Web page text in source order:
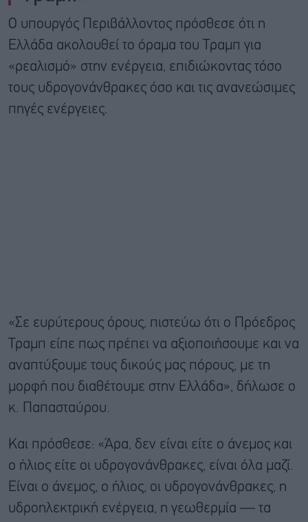
Ο υπουργός Περιβάλλοντος πρόσθεσε ότι η
Ελλάδα ακολουθεί το όραμα του Τραμπ για
«ρεαλισμό» στην ενέργεια, επιδιώκοντας τόσο
τους υδρογονάνθρακες όσο και τις ανανεώσιμες
πηγές ενέργειες.
«Σε ευρύτερους όρους, πιστεύω ότι ο Πρόεδρος
Τραμπ είπε πως πρέπει να αξιοποιήσουμε και να
αναπτύξουμε τους δικούς μας πόρους, με τη
μορφή που διαθέτουμε στην Ελλάδα», δήλωσε ο
κ. Παπασταύρου.
Και πρόσθεσε: «Άρα, δεν είναι είτε ο άνεμος και
ο ήλιος είτε οι υδρογονάνθρακες, είναι όλα μαζί.
Είναι ο άνεμος, ο ήλιος, οι υδρογονάνθρακες, η
υδροηλεκτρική ενέργεια, η γεωθερμία — τα